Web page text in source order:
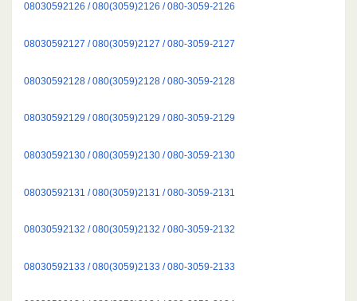
08030592126 / 080(3059)2126 / 080-3059-2126
08030592127 / 080(3059)2127 / 080-3059-2127
08030592128 / 080(3059)2128 / 080-3059-2128
08030592129 / 080(3059)2129 / 080-3059-2129
08030592130 / 080(3059)2130 / 080-3059-2130
08030592131 / 080(3059)2131 / 080-3059-2131
08030592132 / 080(3059)2132 / 080-3059-2132
08030592133 / 080(3059)2133 / 080-3059-2133